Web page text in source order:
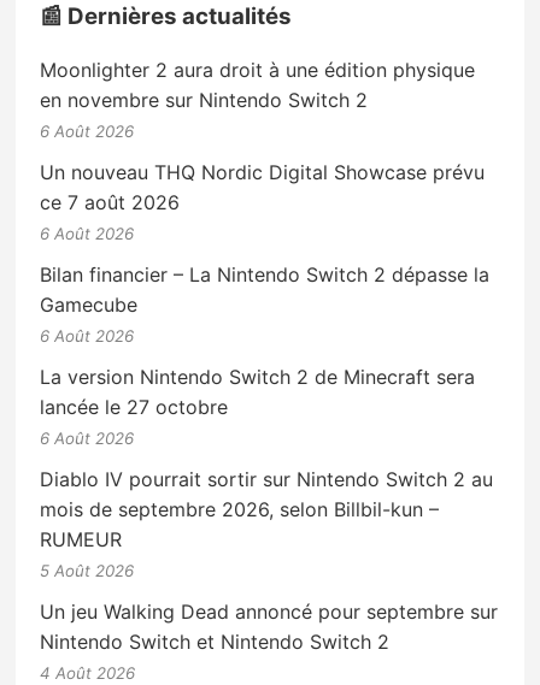
📰 Dernières actualités
Moonlighter 2 aura droit à une édition physique
en novembre sur Nintendo Switch 2
6 Août 2026
Un nouveau THQ Nordic Digital Showcase prévu
ce 7 août 2026
6 Août 2026
Bilan financier – La Nintendo Switch 2 dépasse la
Gamecube
6 Août 2026
La version Nintendo Switch 2 de Minecraft sera
lancée le 27 octobre
6 Août 2026
Diablo IV pourrait sortir sur Nintendo Switch 2 au
mois de septembre 2026, selon Billbil-kun –
RUMEUR
5 Août 2026
Un jeu Walking Dead annoncé pour septembre sur
Nintendo Switch et Nintendo Switch 2
4 Août 2026